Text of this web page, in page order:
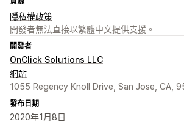
隱私權政策
開發者無法直接以繁體中文提供支援。
開發者
OnClick Solutions LLC
網站
1055 Regency Knoll Drive, San Jose, CA,
發布日期
2020年1月8日